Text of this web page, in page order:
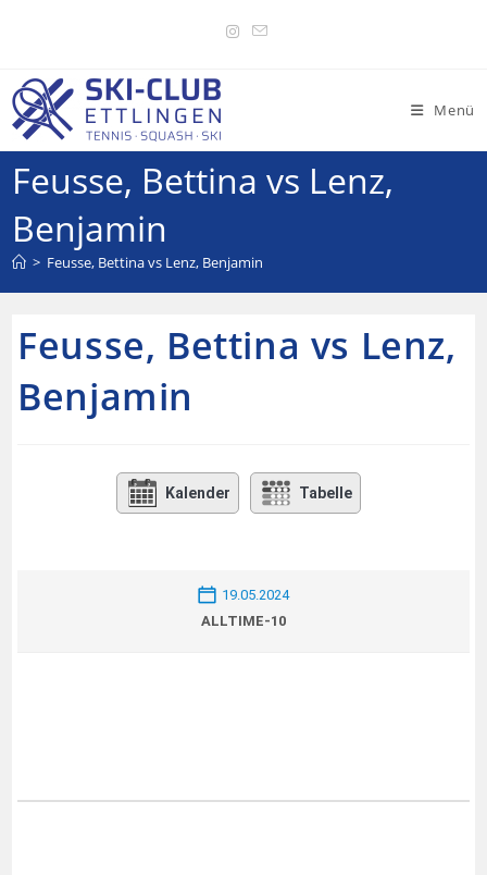
Menü
Feusse, Bettina vs Lenz,
Benjamin
> Feusse, Bettina vs Lenz, Benjamin
Feusse, Bettina vs Lenz,
Benjamin
Kalender Tabelle
19.05.2024
ALLTIME-10